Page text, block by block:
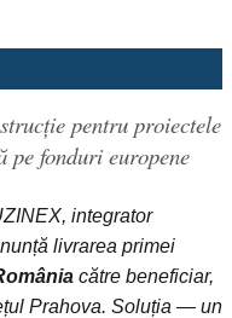
pentru proiectele
pe fonduri europene
integrator
livrarea primei
către beneficiar,
Prahova. Soluția — un